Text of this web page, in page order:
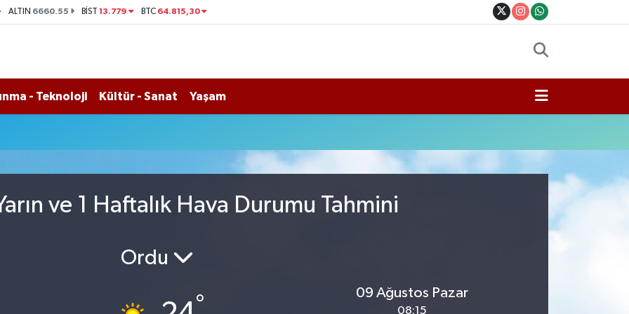
ALTIN 6660.55 BİST13.779 BTC 64.815,30
- Teknoloji Kültür - Sanat Yaşam
ve 1 Haftalık Hava Durumu Tahmini
Ordu
°
09 Ağustos Pazar
08:15